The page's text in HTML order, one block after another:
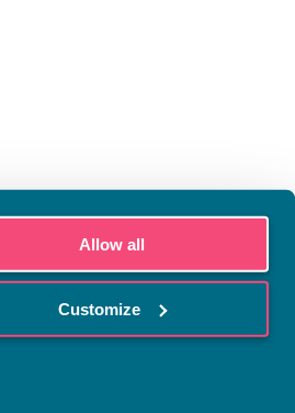
Allow all
Customize